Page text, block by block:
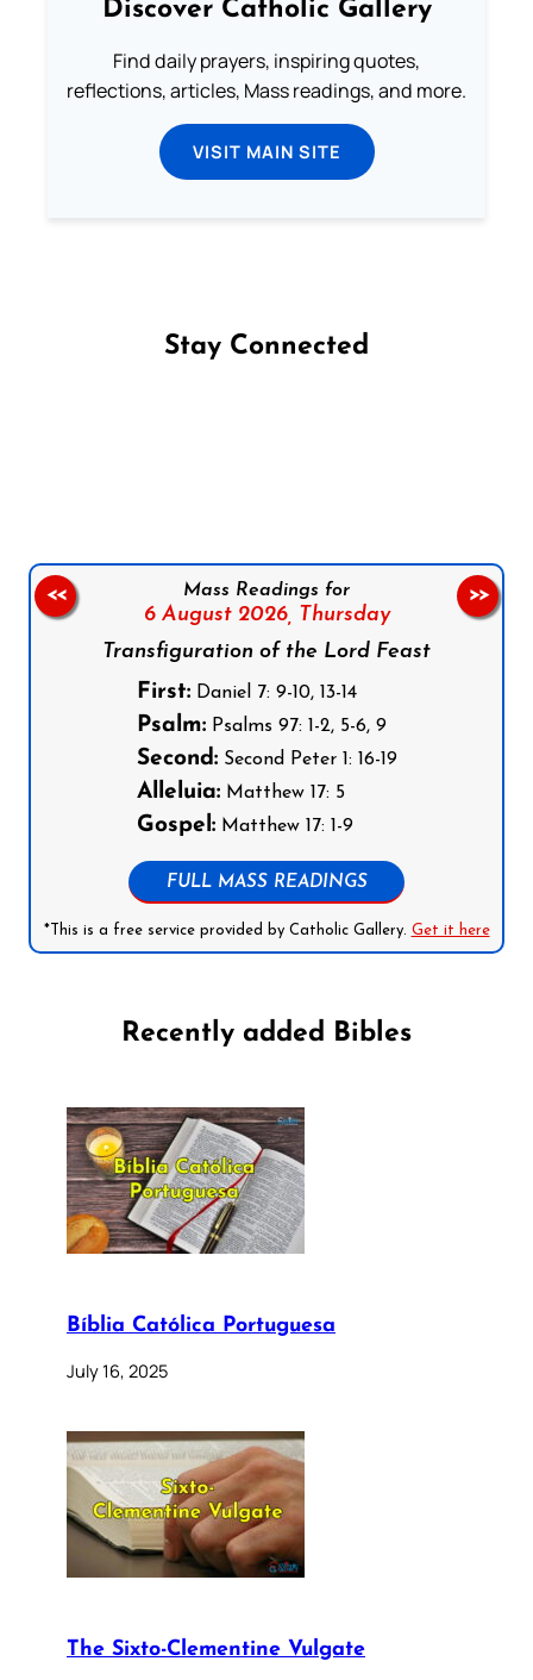
Discover Catholic Gallery
Find daily prayers, inspiring quotes,
reflections, articles, Mass readings, and more.
VISIT MAIN SITE
Stay Connected
Mass Readings for
6 August 2026, Thursday
Transfiguration of the Lord Feast
First:Daniel 7: 9-10, 13-14
Psalm:Psalms 97: 1-2, 5-6, 9
Second:Second Peter 1: 16-19
Alleluia:Matthew 17: 5
Gospel:Matthew 17: 1-9
FULL MASS READINGS
*This is a free service provided by Catholic Gallery. Get it here
<< >>
Recently added Bibles
Bíblia Católica Portuguesa
July 16, 2025
The Sixto-Clementine Vulgate